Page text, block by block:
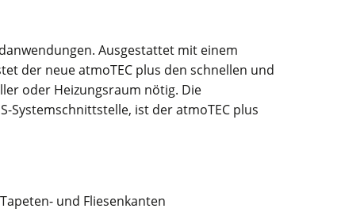
Ausgestattet mit einem
der neue atmoTEC plus den schnellen und
oder Heizungsraum nötig. Die
Systemschnittstelle, ist der atmoTEC plus
und Fliesenkanten